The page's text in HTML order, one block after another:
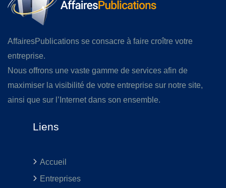
AffairesPublications se consacre à faire croître votre
entreprise.
Nous offrons une vaste gamme de services afin de
maximiser la visibilité de votre entreprise sur notre site,
ainsi que sur l’Internet dans son ensemble.
Liens
Accueil
Entreprises